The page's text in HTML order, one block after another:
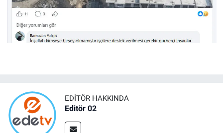
EDITÖR HAKKINDA
Editör 02